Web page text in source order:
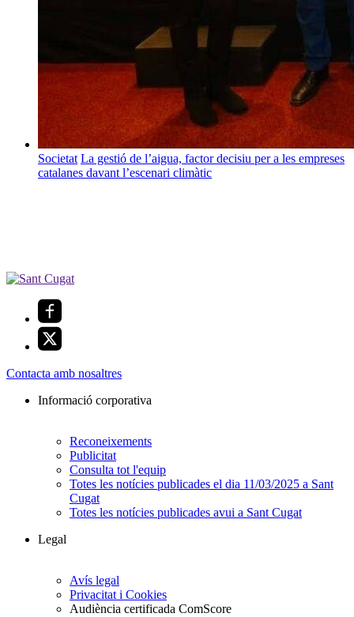
Societat La gestió de l’aigua, factor decisiu per a les empreses
catalanes davant l’escenari climàtic
Contacta amb nosaltres
Informació corporativa
Reconeixements
Publicitat
Consulta tot l'equip
Totes les notícies publicades el dia 11/03/2025 a Sant
Cugat
Totes les notícies publicades avui a Sant Cugat
Legal
Avís legal
Privacitat i Cookies
Audiència certificada ComScore